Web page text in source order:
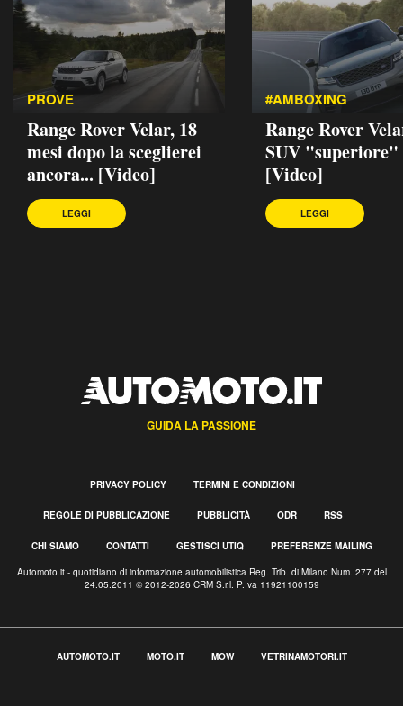
PROVE
Range Rover Velar, 18
mesi dopo la sceglierei
ancora... [Video]
LEGGI
#AMBOXING
Range Rover
SUV "superiore"
[Video]
LEGGI
GUIDA LA PASSIONE
PRIVACY POLICY TERMINI E CONDIZIONI
REGOLE DI PUBBLICAZIONE PUBBLICITÀ ODR RSS
CHI SIAMO CONTATTI GESTISCI UTIQ PREFERENZE MAILING
Automoto.it - quotidiano di informazione automobilistica Reg. Trib. di Milano Num. 277 del
24.05.2011 © 2012-2026 CRM S.r.l. P.Iva 11921100159
AUTOMOTO.IT MOTO.IT MOW VETRINAMOTORI.IT